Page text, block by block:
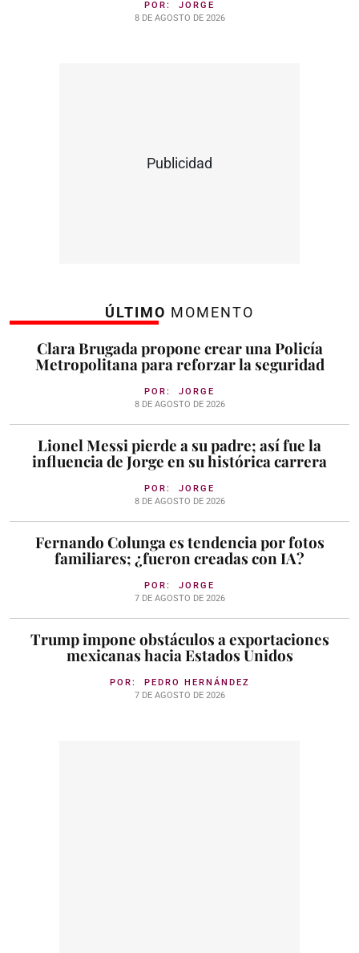
POR: JORGE
8 DE AGOSTO DE 2026
Publicidad
ÚLTIMO MOMENTO
Clara Brugada propone crear una Policía
Metropolitana para reforzar la seguridad
POR: JORGE
8 DE AGOSTO DE 2026
Lionel Messi pierde a su padre; así fue la
influencia de Jorge en su histórica carrera
POR: JORGE
8 DE AGOSTO DE 2026
Fernando Colunga es tendencia por fotos
familiares; ¿fueron creadas con IA?
POR: JORGE
7 DE AGOSTO DE 2026
Trump impone obstáculos a exportaciones
mexicanas hacia Estados Unidos
POR: PEDRO HERNÁNDEZ
7 DE AGOSTO DE 2026